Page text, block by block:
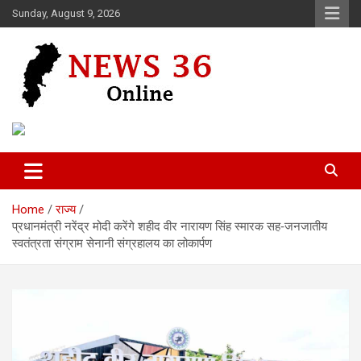
Skip
to
Sunday, August 9, 2026
News 36
Home
राज्य
प्रधानमंत्री नरेंद्र मोदी करेंगे शहीद वीर नारायण सिंह स्मारक सह‑जनजातीय
स्वतंत्रता संग्राम सेनानी संग्रहालय का लोकार्पण